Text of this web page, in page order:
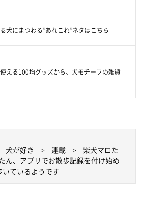
こから話しかけてくれます。マロたんと
犬にまつわる”あれこれ”ネタはこちら
える100均グッズから、犬モチーフの雑貨
犬が好き 連載
柴犬マロた
ん、アプリでお散歩記録を付け始め
ているようです